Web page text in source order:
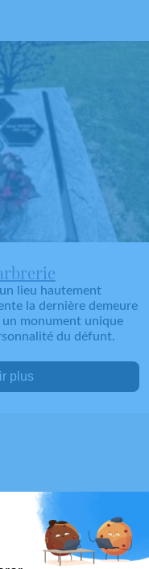
lieu hautement
la dernière demeure
monument unique
du défunt.
plus
la mémoire de la